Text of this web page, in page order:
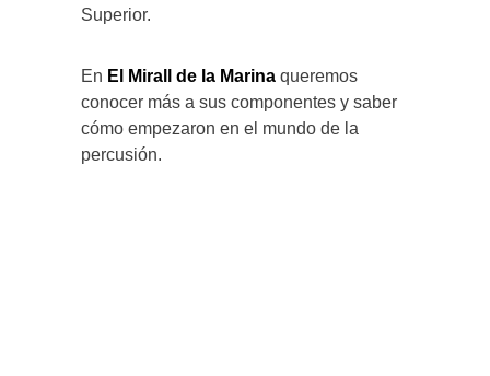
Superior.
En El Mirall de la Marina queremos
conocer más a sus componentes y saber
cómo empezaron en el mundo de la
percusión.